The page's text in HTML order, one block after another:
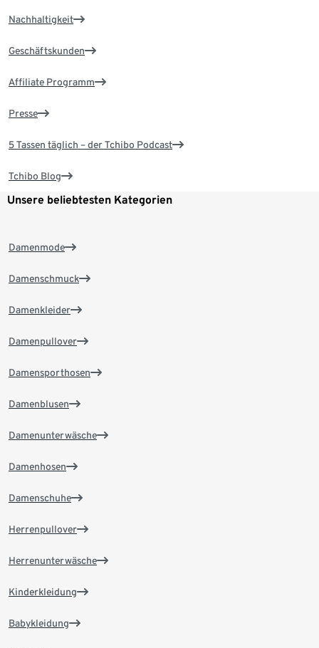
Nachhaltigkeit
Geschäftskunden
Affiliate Programm
Presse
5 Tassen täglich – der Tchibo Podcast
Tchibo Blog
Unsere beliebtesten Kategorien
Damenmode
Damenschmuck
Damenkleider
Damenpullover
Damensporthosen
Damenblusen
Damenunterwäsche
Damenhosen
Damenschuhe
Herrenpullover
Herrenunterwäsche
Kinderkleidung
Babykleidung